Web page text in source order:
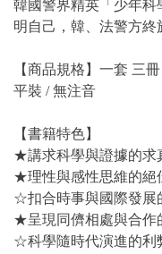
韓國警界精英「少年科
明自己，韓、法警方終
【商品規格】一套 三
平裝 / 無注音
【書籍特色】
★講求科學與證據的求
★理性與感性思維的絕
☆扣合時事與國際發展
★呈現同儕相處與合作
☆科學隨時代演進的利